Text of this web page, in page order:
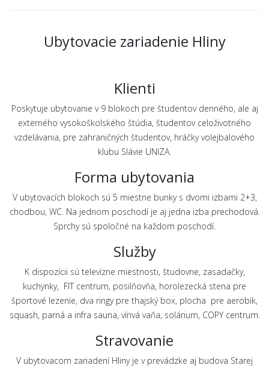
Ubytovacie zariadenie Hliny
Klienti
Poskytuje ubytovanie v 9 blokoch pre študentov denného, ale aj
externého vysokoškolského štúdia, študentov celoživotného
vzdelávania, pre zahraničných študentov, hráčky volejbalového
klubu Slávie UNIZA.
Forma ubytovania
V ubytovacích blokoch sú 5 miestne bunky s dvomi izbami 2+3,
chodbou, WC. Na jednom poschodí je aj jedna izba prechodová.
Sprchy sú spoločné na každom poschodí.
Služby
K dispozícii sú televízne miestnosti, študovne, zasadačky,
kuchynky, FIT centrum, posilňovňa, horolezecká stena pre
športové lezenie, dva ringy pre thajský box, plocha pre aerobik,
squash, parná a infra sauna, vírivá vaňa, solárium, COPY centrum.
Stravovanie
V ubytovacom zariadení Hliny je v prevádzke aj budova Starej